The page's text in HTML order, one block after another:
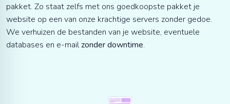
pakket. Zo staat zelfs met ons goedkoopste pakket je
website op een van onze krachtige servers zonder gedoe.
We verhuizen de bestanden van je website, eventuele
databases en e-mailzonder downtime.